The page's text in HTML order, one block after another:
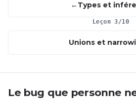
Types et
Leçon 3/10
Unions et
Le bug que personne